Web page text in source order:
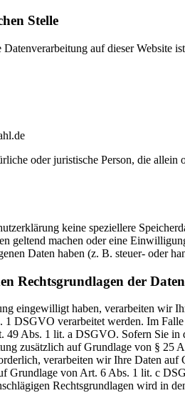
Stelle
auf dieser Website
oder juristische Person, die
keine speziellere
geltend machen oder eine
Daten haben (z. B. steuer- oder
Rechtsgrundlagen der
eingewilligt haben, verarbeiten wir
1 DSGVO verarbeitet werden. Im
49 Abs. 1 lit. a DSGVO. Sofern Sie
zusätzlich auf Grundlage von §
verarbeiten wir Ihre Daten
Grundlage von Art. 6 Abs. 1 lit. c
Rechtsgrundlagen wird in